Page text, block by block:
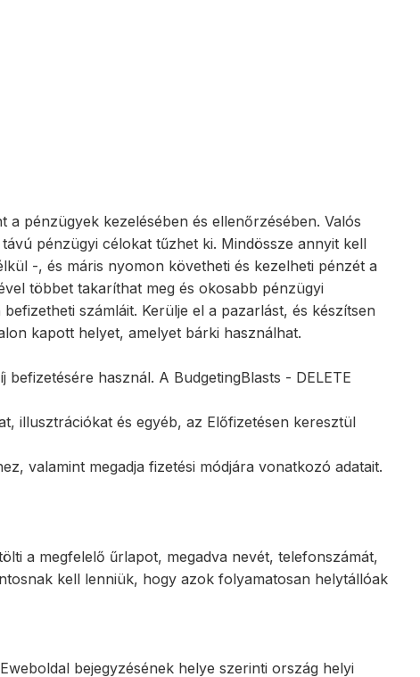
pénzügyek kezelésében és ellenőrzésében. Valós
pénzügyi célokat tűzhet ki. Mindössze annyit kell
-, és máris nyomon követheti és kezelheti pénzét a
többet takaríthat meg és okosabb pénzügyi
számláit. Kerülje el a pazarlást, és készítsen
kapott helyet, amelyet bárki használhat.
használ. A BudgetingBlasts - DELETE
illusztrációkat és egyéb, az Előfizetésen keresztül
valamint megadja fizetési módjára vonatkozó adatait.
a megfelelő űrlapot, megadva nevét, telefonszámát,
kell lenniük, hogy azok folyamatosan helytállóak
bejegyzésének helye szerinti ország helyi